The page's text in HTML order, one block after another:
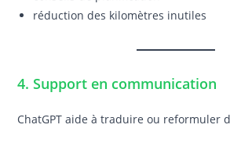
réduction des kilomètres inutiles
4. Support en communication
ChatGPT aide à traduire ou reformuler